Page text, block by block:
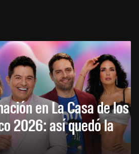
en La Casa de los
2026: así quedó la